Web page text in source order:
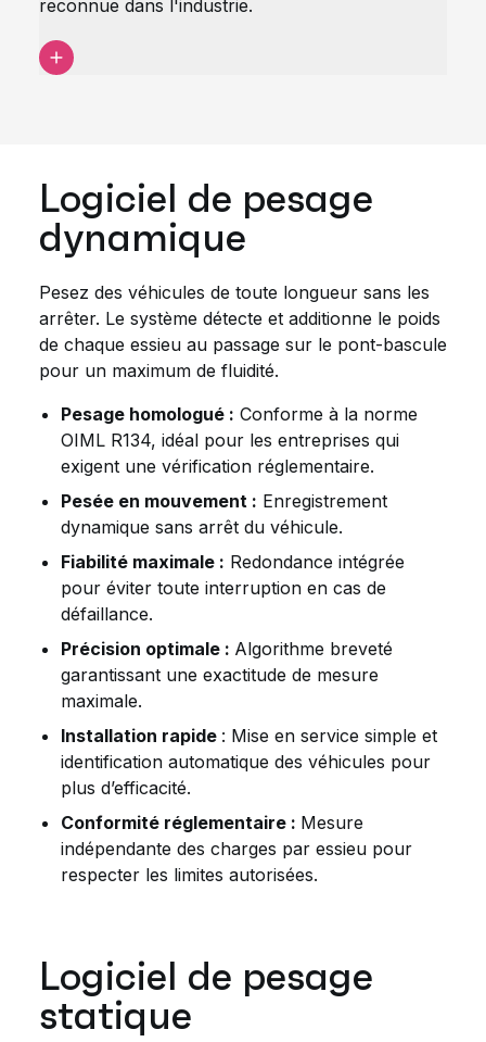
reconnue dans l'industrie.
Logiciel de pesage
dynamique
Pesez des véhicules de toute longueur sans les
arrêter. Le système détecte et additionne le poids
de chaque essieu au passage sur le pont-bascule
pour un maximum de fluidité.
Pesage homologué : Conforme à la norme
OIML R134, idéal pour les entreprises qui
exigent une vérification réglementaire.
Pesée en mouvement : Enregistrement
dynamique sans arrêt du véhicule.
Fiabilité maximale : Redondance intégrée
pour éviter toute interruption en cas de
défaillance.
Précision optimale : Algorithme breveté
garantissant une exactitude de mesure
maximale.
Installation rapide : Mise en service simple et
identification automatique des véhicules pour
plus d’efficacité.
Conformité réglementaire : Mesure
indépendante des charges par essieu pour
respecter les limites autorisées.
Logiciel de pesage
statique